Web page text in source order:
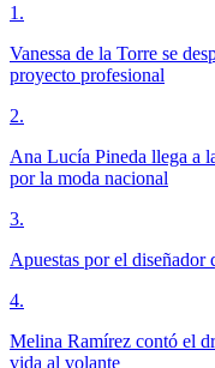
1 .
Vanessa de la Torre se
proyecto profesional
2.
Ana Lucía Pineda llega a
por la moda nacional
3.
Apuestas por el diseñador
4.
Melina Ramírez contó el
vida al volante